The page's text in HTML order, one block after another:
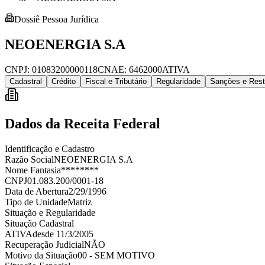
Dossiê Pessoa Jurídica
NEOENERGIA S.A
CNPJ: 01083200000118CNAE: 6462000ATIVA
Cadastral Crédito Fiscal e Tributário Regularidade Sanções e
Dados da Receita Federal
Identificação e Cadastro
Razão SocialNEOENERGIA S.A
Nome Fantasia********
CNPJ01.083.200/0001-18
Data de Abertura2/29/1996
Tipo de UnidadeMatriz
Situação e Regularidade
Situação Cadastral
ATIVAdesde 11/3/2005
Recuperação JudicialNÃO
Motivo da Situação00 - SEM MOTIVO